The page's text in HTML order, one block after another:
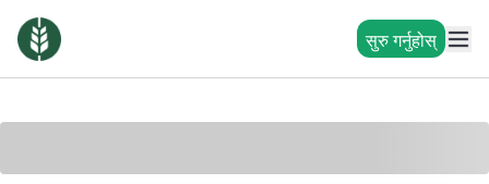
सुरु गर्नुहोस्